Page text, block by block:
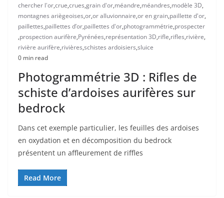
chercher l'or,crue,crues,grain d'or,méandre,méandres,modèle 3D,
montagnes ariègeoises,or,or alluvionnaire,or en grain,paillette d'or,
paillettes,paillettes d’or,paillettes d'or,photogrammétrie,prospecter
,prospection aurifère,Pyrénées,représentation 3D,rifle,rifles,rivière,
rivière aurifère,rivières,schistes ardoisiers,sluice
0 min read
Photogrammétrie 3D : Rifles de
schiste d’ardoises aurifères sur
bedrock
Dans cet exemple particulier, les feuilles des ardoises
en oxydation et en décomposition du bedrock
présentent un affleurement de riffles
Read More